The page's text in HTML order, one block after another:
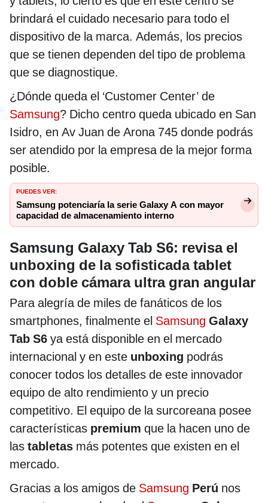
brindará el cuidado necesario para todo el
dispositivo de la marca. Además, los precios
que se tienen dependen del tipo de problema
que se diagnostique.
¿Dónde queda el ‘Customer Center’ de
Samsung? Dicho centro queda ubicado en San
Isidro, en Av Juan de Arona 745 donde podrás
ser atendido por la empresa de la mejor forma
posible.
PUEDES VER:
Samsung potenciaría la serie Galaxy A con mayor
capacidad de almacenamiento interno
Samsung Galaxy Tab S6: revisa el
unboxing de la sofisticada tablet
con doble cámara ultra gran angular
Para alegría de miles de fanáticos de los
smartphones, finalmente el Samsung Galaxy
Tab S6 ya está disponible en el mercado
internacional y en este unboxing podrás
conocer todos los detalles de este innovador
equipo de alto rendimiento y un precio
competitivo. El equipo de la surcoreana posee
características premium que la hacen uno de
las tabletas más potentes que existen en el
mercado.
Gracias a los amigos de Samsung Perú nos